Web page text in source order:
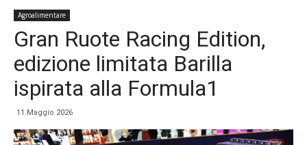
Agroalimentare
Gran Ruote Racing Edition,
edizione limitata Barilla
ispirata alla Formula1
11 Maggio 2026